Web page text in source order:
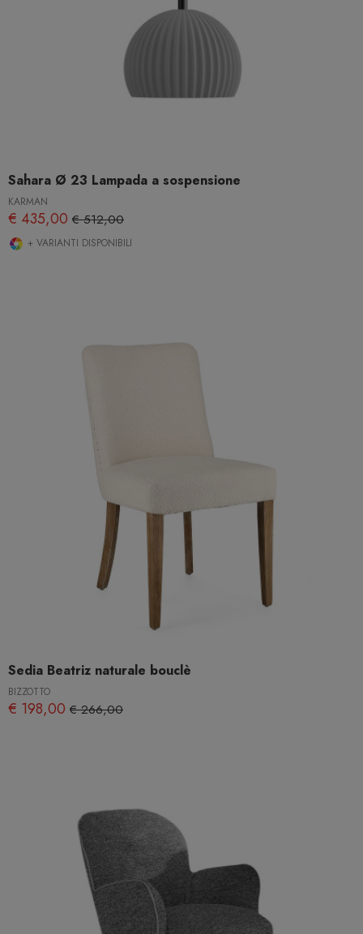
Sahara Ø 23 Lampada a sospensione
KARMAN
€ 435,00 € 512,00
+ VARIANTI DISPONIBILI
Sedia Beatriz naturale bouclè
BIZZOTTO
€ 198,00 € 266,00